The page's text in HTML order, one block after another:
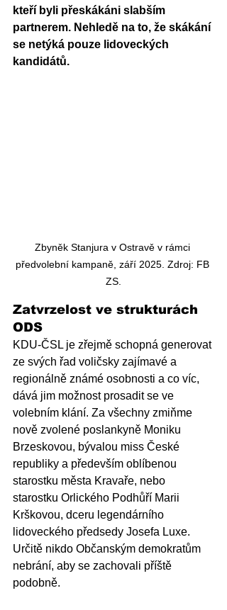
kteří byli přeskákáni slabším
partnerem. Nehledě na to, že skákání
se netýká pouze lidoveckých
kandidátů.
Zbyněk Stanjura v Ostravě v rámci
předvolební kampaně, září 2025. Zdroj: FB
ZS.
Zatvrzelost ve strukturách
ODS
KDU-ČSL je zřejmě schopná generovat
ze svých řad voličsky zajímavé a
regionálně známé osobnosti a co víc,
dává jim možnost prosadit se ve
volebním klání. Za všechny zmiňme
nově zvolené poslankyně Moniku
Brzeskovou, bývalou miss České
republiky a především oblíbenou
starostku města Kravaře, nebo
starostku Orlického Podhůří Marii
Krškovou, dceru legendárního
lidoveckého předsedy Josefa Luxe.
Určitě nikdo Občanským demokratům
nebrání, aby se zachovali příště
podobně.